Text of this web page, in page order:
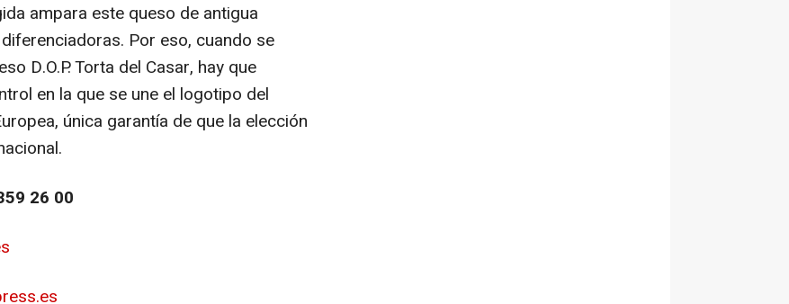
ampara este queso de antigua
Por eso, cuando se
D.O.P. Torta del Casar, hay que
en la que se une el logotipo del
única garantía de que la elección
26 00